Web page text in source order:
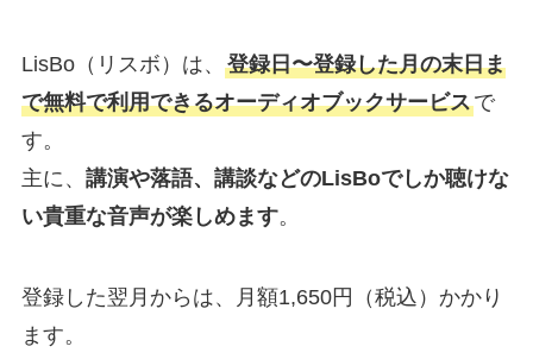
LisBo（リスボ）は、 登録日〜登録した月の末日ま
で無料で利用できるオーディオブックサービスで
す。
主に、 講演や落語、講談などのLisBoでしか聴けな
い貴重な音声が楽しめます。
登録した翌月からは、月額1,650円（税込）かかり
ます。